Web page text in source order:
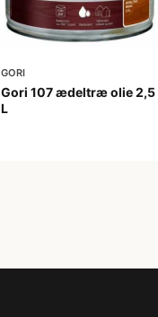
GORI
Gori 107 ædeltræ olie 2,5
L